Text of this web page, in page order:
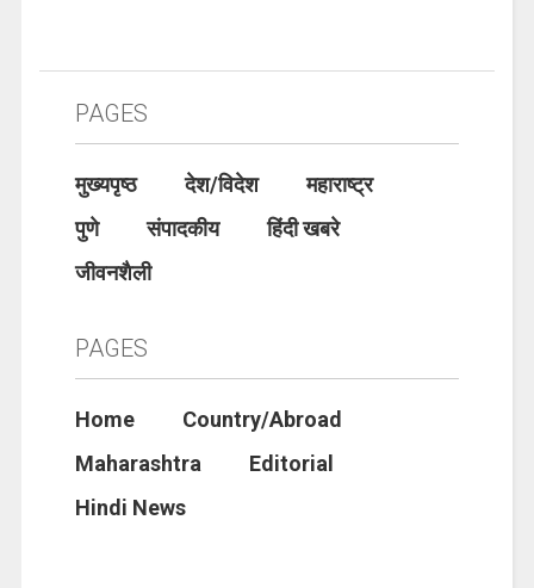
PAGES
मुख्यपृष्ठ देश/विदेश
महाराष्ट्र
पुणे
संपादकीय
हिंदी खबरे
जीवनशैली
PAGES
Home
Country/Abroad
Maharashtra
Editorial
Hindi News